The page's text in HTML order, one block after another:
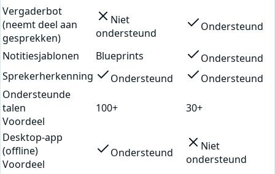
Vergaderbot
(neemt deel aan
gesprekken)
Niet
ondersteund
Ondersteund
Notitiesjablonen Blueprints
Ondersteund
Sprekerherkenning
Ondersteund
Ondersteund
Ondersteunde
talen
Voordeel
100+ 30+
Desktop-app
(offline)
Voordeel
Ondersteund
Niet
ondersteund